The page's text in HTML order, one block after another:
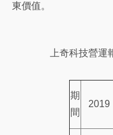
東價值。
上奇科技營
期
間
2019